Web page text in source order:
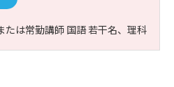
たは常勤講師 国語 若干名、理科